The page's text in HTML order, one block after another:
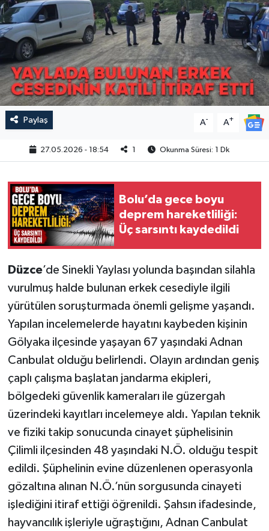
Paylaş A- A+
27.05.2026 - 18:54 Okunma Süresi: 1 Dk
Bolu’da gece boyu
deprem hareketliliği:
Üç sarsıntı kaydedildi
Düzce’de Sinekli Yaylası yolunda başından silahla
vurulmuş halde bulunan erkek cesediyle ilgili
yürütülen soruşturmada önemli gelişme yaşandı.
Yapılan incelemelerde hayatını kaybeden kişinin
Gölyaka ilçesinde yaşayan 67 yaşındaki Adnan
Canbulat olduğu belirlendi. Olayın ardından geniş
çaplı çalışma başlatan jandarma ekipleri,
bölgedeki güvenlik kameraları ile güzergah
üzerindeki kayıtları incelemeye aldı. Yapılan teknik
ve fiziki takip sonucunda cinayet şüphelisinin
Çilimli ilçesinden 48 yaşındaki N.Ö. olduğu tespit
edildi. Şüphelinin evine düzenlenen operasyonla
gözaltına alınan N.Ö.’nün sorgusunda cinayeti
işlediğini itiraf ettiği öğrenildi. Şahsın ifadesinde,
hayvancılık işleriyle uğraştığını, Adnan Canbulat